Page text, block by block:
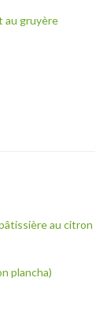
au gruyère
au citron
plancha)